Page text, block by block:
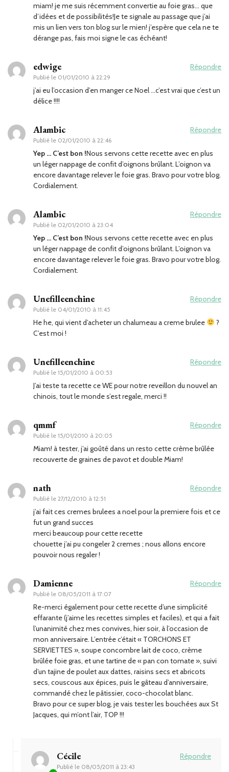
miam! je me suis récemment convertie au foie gras… que
d’idées et de possibilités!Je te signale au passage que j’ai
mis un lien vers ton blog sur le mien! j’espère que cela ne te
dérange pas, fais moi signe le cas échéant!
edwige
Publié le 01/01/2010 à 22:29
Répondre
j’ai eu l’occasion d’en manger ce Noel …c’est vrai que c’est un
délice !!!!
Alambic
Publié le 02/01/2010 à 22:46
Répondre
Yep … C’est bon !Nous servons cette recette avec en plus
un léger nappage de confit d’oignons brûlant. L’oignon va
encore davantage relever le foie gras. Bravo pour votre blog.
Cordialement.
Alambic
Publié le 02/01/2010 à 23:04
Répondre
Yep … C’est bon !Nous servons cette recette avec en plus
un léger nappage de confit d’oignons brûlant. L’oignon va
encore davantage relever le foie gras. Bravo pour votre blog.
Cordialement.
Unefilleenchine
Publié le 04/01/2010 à 11:45
Répondre
He he, qui vient d’acheter un chalumeau a creme brulee
?
C’est moi !
Unefilleenchine
Publié le 15/01/2010 à 00:53
Répondre
J’ai teste ta recette ce WE pour notre reveillon du nouvel an
chinois, tout le monde s’est regale, merci !!
qmmf
Publié le 15/01/2010 à 20:05
Répondre
Miam! à tester, j’ai goûté dans un resto cette crème brûlée
recouverte de graines de pavot et double Miam!
nath
Publié le 27/12/2010 à 12:51
Répondre
j’ai fait ces cremes brulees a noel pour la premiere fois et ce
fut un grand succes
merci beaucoup pour cette recette
chouette j’ai pu congeler 2 cremes ; nous allons encore
pouvoir nous regaler !
Damienne
Publié le 08/05/2011 à 17:07
Répondre
Re-merci également pour cette recette d’une simplicité
effarante (j’aime les recettes simples et faciles), et qui a fait
l’unanimité chez mes convives, hier soir, à l’occasion de
mon anniversaire. L’entrée c’était « TORCHONS ET
SERVIETTES », soupe concombre lait de coco, crème
brûlée foie gras, et une tartine de « pan con tomate », suivi
d’un tajine de poulet aux dattes, raisins secs et abricots
secs, couscous aux épices, puis le gâteau d’anniversaire,
commandé chez le pâtissier, coco-chocolat blanc.
Bravo pour ce super blog, je vais tester les bouchées aux St
Jacques, qui m’ont l’air, TOP !!!
Cécile
Publié le 08/05/2011 à 23:43
Répondre